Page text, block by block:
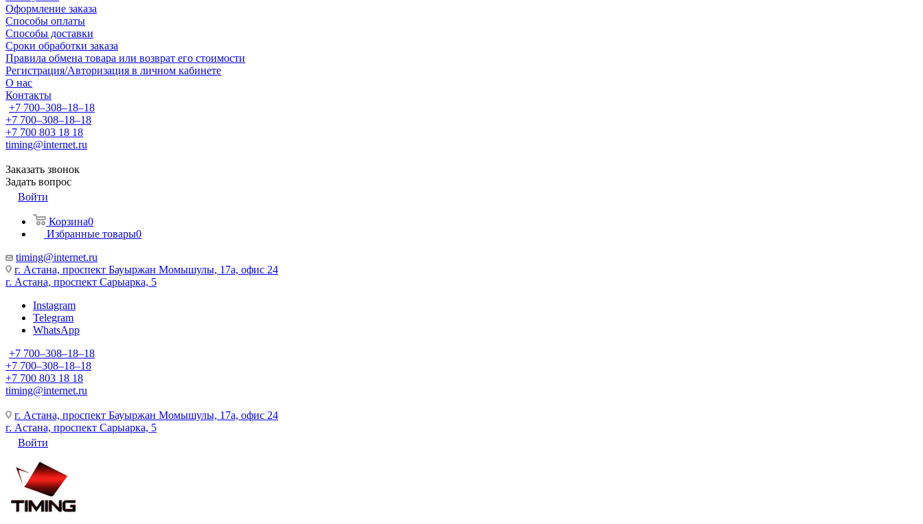
Оформление заказа
Способы оплаты
Способы доставки
Сроки обработки заказа
Правила обмена товара или возврат его стоимости
Регистрация/Авторизация в личном кабинете
О нас
Контакты
+7 700‒308‒18‒18
+7 700‒308‒18‒18
+7 700 803 18 18
timing@internet.ru
Заказать звонок
Задать вопрос
Войти
Корзина0
Избранные товары0
timing@internet.ru
г. Астана, проспект Бауыржан Момышулы, 17а, офис 24
г. Астана, проспект Сарыарка, 5
Instagram
Telegram
WhatsApp
+7 700‒308‒18‒18
+7 700‒308‒18‒18
+7 700 803 18 18
timing@internet.ru
г. Астана, проспект Бауыржан Момышулы, 17а, офис 24
г. Астана, проспект Сарыарка, 5
Войти